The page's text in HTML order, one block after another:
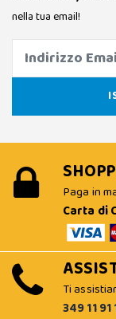
nella tua email!
Paga in
Carta di
Ti
349 11 91